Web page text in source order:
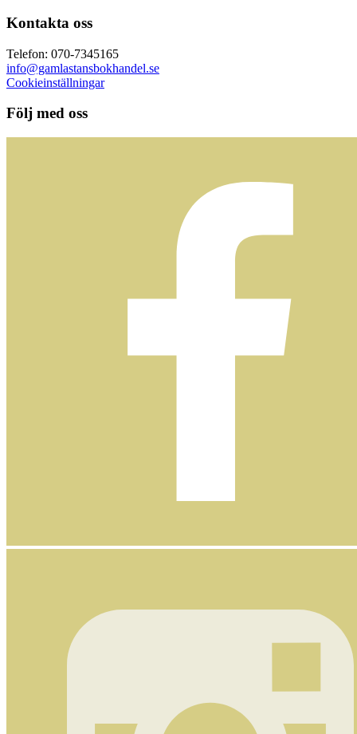
Kontakta oss
Telefon: 070-7345165
info@gamlastansbokhandel.se
Cookieinställningar
Följ med oss